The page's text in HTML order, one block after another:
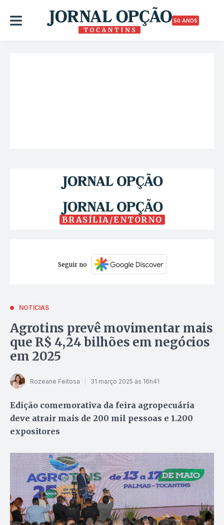
50 ANOS
BRASÍLIA/ENTORNO
Seguir no
NOTÍCIAS
Agrotins prevê movimentar mais
que R$ 4,24 bilhões em negócios
em 2025
Rozeane Feitosa 31 março 2025 às 16h41
Edição comemorativa da feira agropecuária
deve atrair mais de 200 mil pessoas e 1.200
expositores